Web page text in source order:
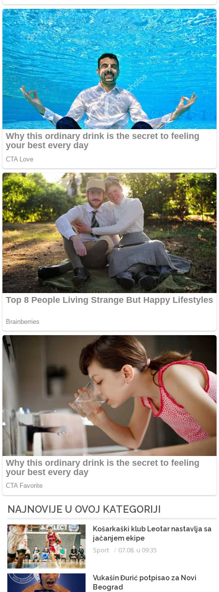
NAJNOVIJE U OVOJ KATEGORIJI
Košarkaški klub Leotar nastavlja sa
jačanjem ekipe
Sport 07.08. u 09:35
Vukašin Đurić potpisao za Novi
Beograd